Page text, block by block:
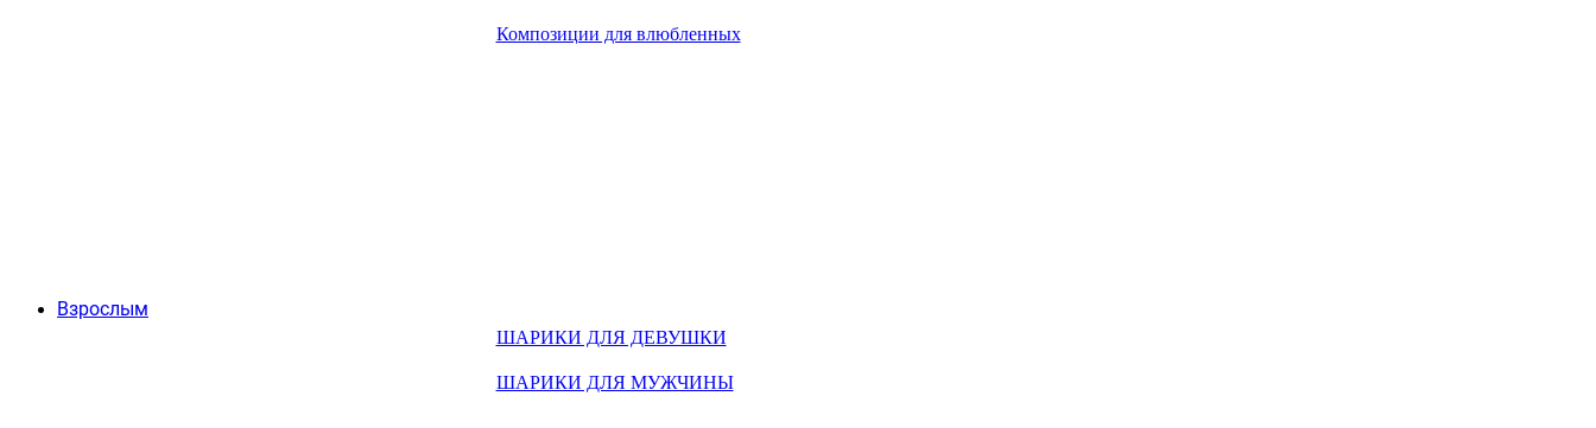
Композиции для влюбленных
Взрослым
ШАРИКИ ДЛЯ ДЕВУШКИ
ШАРИКИ ДЛЯ МУЖЧИНЫ